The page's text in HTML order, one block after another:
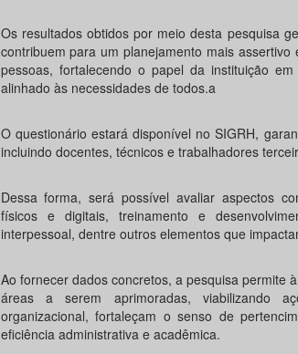
Os resultados obtidos por meio desta pesquisa
contribuem para um planejamento mais
pessoas, fortalecendo o papel da instituição
alinhado às necessidades de todos.a
O questionário estará disponível no SIGRH,
incluindo docentes, técnicos e trabalhadores
Dessa forma, será possível avaliar aspectos
físicos e digitais, treinamento e
interpessoal, dentre outros elementos que
Ao fornecer dados concretos, a pesquisa permite
áreas a serem aprimoradas, viabilizando
organizacional, fortaleçam o senso de
eficiência administrativa e acadêmica.